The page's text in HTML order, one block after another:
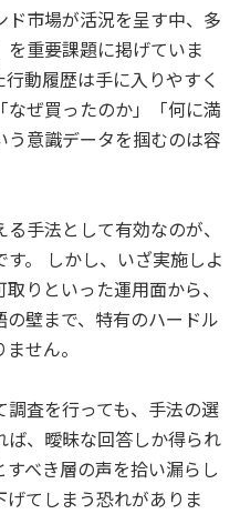
市場が活況を呈す中、多
を重要課題に掲げていま
動履歴は手に入りやすく
ぜ買ったのか」「何に満
意識データを掴むのは容
手法として有効なのが、
。 しかし、いざ実施しよ
りといった運用面から、
壁まで、特有のハードル
せん。
査を行っても、手法の選
、曖昧な回答しか得られ
べき層の声を拾い漏らし
てしまう恐れがありま